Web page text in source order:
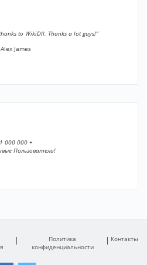
to WikiDll. Thanks a lot guys!”
Alex James
1 000 000 +
Пользователи!
Политика
конфиденциальности
Контакты